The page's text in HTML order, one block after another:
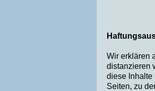
Wir erklären
distanzieren
diese Inhalte
Seiten, zu